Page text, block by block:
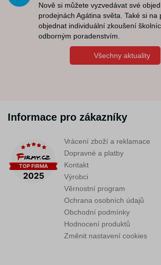
Nově si můžete vyzvedávat své
prodejnách Agátina světa. Také si na
objednat individuální zkoušení
odborným poradenstvím.
Všechny aktuality
Informace pro zákazníky
Vrácení zboží a reklamace
Dopravné a platby
Kontakt
Výrobci
Věrnostní program
Ochrana osobních údajů
Obchodní podmínky
Hodnocení produktů
Změnit nastavení cookies